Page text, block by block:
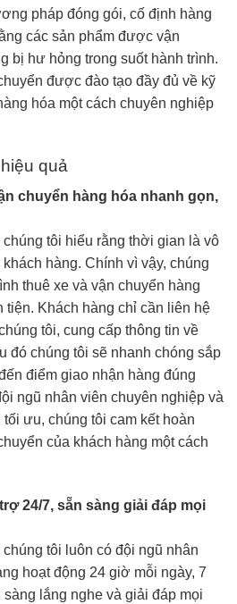
pháp đóng gói, cố định hàng
các sản phẩm được vận
bị hư hỏng trong suốt hành trình.
được đào tạo đầy đủ về kỹ
hóa một cách chuyên nghiệp
quả
chuyển hàng hóa nhanh gọn,
tôi hiểu rằng thời gian là vô
hàng. Chính vì vậy, chúng
thuê xe và vận chuyển hàng
tiện. Khách hàng chỉ cần liên hệ
tôi, cung cấp thông tin về
đó chúng tôi sẽ nhanh chóng sắp
điểm giao nhận hàng đúng
ngũ nhân viên chuyên nghiệp và
ưu, chúng tôi cam kết hoàn
của khách hàng một cách
24/7, sẵn sàng giải đáp mọi
tôi luôn có đội ngũ nhân
hoạt động 24 giờ mỗi ngày, 7
lắng nghe và giải đáp mọi